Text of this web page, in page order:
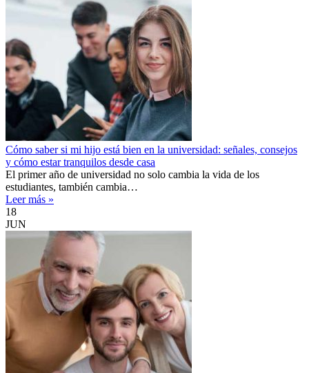
Cómo saber si mi hijo está bien en la universidad: señales, consejos
y cómo estar tranquilos desde casa
El primer año de universidad no solo cambia la vida de los
estudiantes, también cambia…
Leer más »
18
JUN